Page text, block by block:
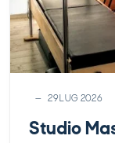
29 LUG 2026
Studio